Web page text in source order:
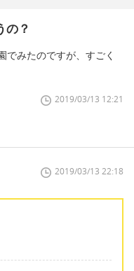
の？
でみたのですが、すごく
2019/03/13 12:21
2019/03/13 22:18